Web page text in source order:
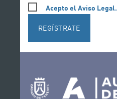
Acepto el Aviso Legal.
REGÍSTRATE